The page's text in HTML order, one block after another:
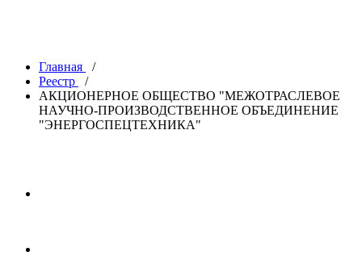
Главная
/
Реестр
/
АКЦИОНЕРНОЕ ОБЩЕСТВО "МЕЖОТРАСЛЕВОЕ
НАУЧНО-ПРОИЗВОДСТВЕННОЕ ОБЪЕДИНЕНИЕ
"ЭНЕРГОСПЕЦТЕХНИКА"